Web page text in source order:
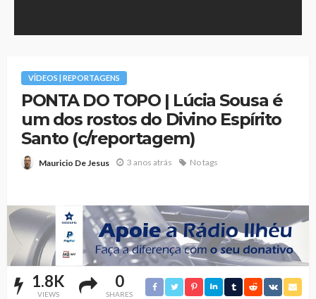
VÍDEOS | REPORTAGENS
PONTA DO TOPO | Lúcia Sousa é
um dos rostos do Divino Espírito
Santo (c/reportagem)
Mauricio De Jesus 3 anos atrás No tags
1.8K
VIEWS
0
SHARES